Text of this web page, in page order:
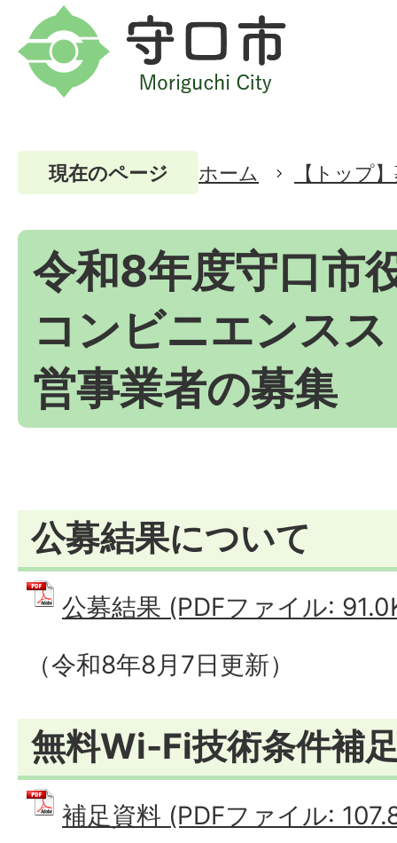
現在のページ ホーム 【トップ
令和8年度守口市
コンビニエンス
営事業者の募集
公募結果について
公募結果 (PDFファイル:
（令和8年8月7日更新）
無料Wi-Fi技術条件補
補足資料 (PDFファイル: